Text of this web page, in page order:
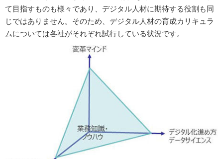
て目指すものも様々であり、デジタル人材に期待する役割も同
じではありません。そのため、デジタル人材の育成カリキュラ
ムについては各社がそれぞれ試行している状況です。